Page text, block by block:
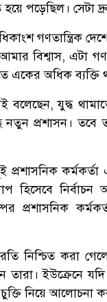
হয়ে পড়েছিল।
গণতান্ত্রিক
বিশ্বাস, এটা
একের অধিক ব্যক্তি
বলেছেন, যুদ্ধ
নতুন প্রশাসন। তবে
প্রশাসনিক
হিসেবে
প্রশাসনিক
নিশ্চিত করা
ইউক্রেনে যদি
চুক্তি নিয়ে আলোচনা